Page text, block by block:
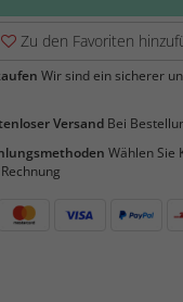
Zu den Favoriten
Wir sind ein sicherer
Versand Bei
Wählen Sie